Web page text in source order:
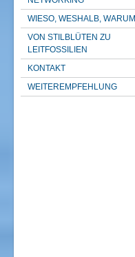
WIESO, WESHALB, WARUM
VON STILBLÜTEN ZU
LEITFOSSILIEN
KONTAKT
WEITEREMPFEHLUNG